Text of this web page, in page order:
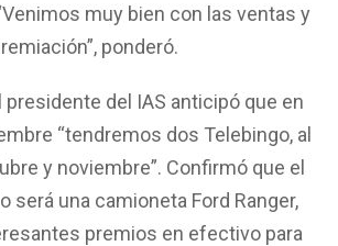
muy bien con las ventas y
ponderó.
presidente del IAS anticipó que en
“tendremos dos Telebingo, al
y noviembre”. Confirmó que el
será una camioneta Ford Ranger,
premios en efectivo para